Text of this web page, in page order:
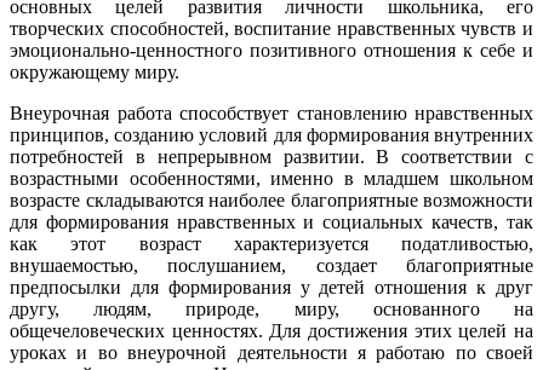
основных целей развития личности школьника, его
творческих способностей, воспитание нравственных чувств и
эмоционально-ценностного позитивного отношения к себе и
окружающему миру.
Внеурочная работа способствует становлению нравственных
принципов, созданию условий для формирования внутренних
потребностей в непрерывном развитии. В соответствии с
возрастными особенностями, именно в младшем школьном
возрасте складываются наиболее благоприятные возможности
для формирования нравственных и социальных качеств, так
как этот возраст характеризуется податливостью,
внушаемостью, послушанием, создает благоприятные
предпосылки для формирования у детей отношения к друг
другу, людям, природе, миру, основанного на
общечеловеческих ценностях. Для достижения этих целей на
уроках и во внеурочной деятельности я работаю по своей